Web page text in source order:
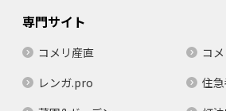
専門サイト
コメリ産直
コ
レンガ.pro
住